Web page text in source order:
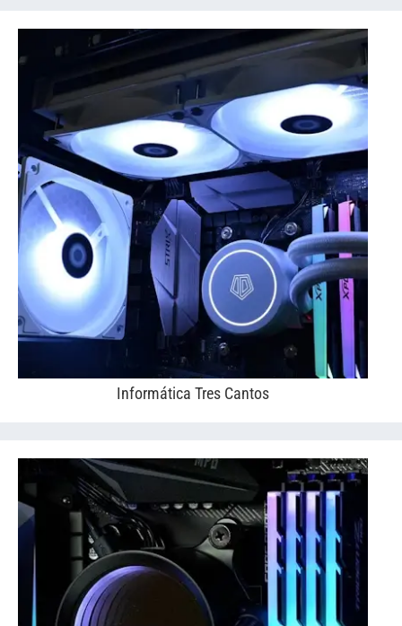
Informática Tres Cantos